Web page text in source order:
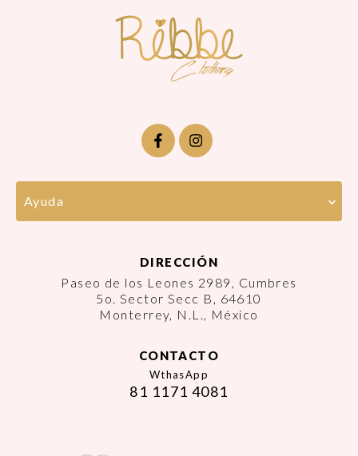
Ayuda
DIRECCIÓN
Paseo de los Leones 2989, Cumbres
5o. Sector Secc B, 64610
Monterrey, N.L., México
CONTACTO
WthasApp
81 1171 4081